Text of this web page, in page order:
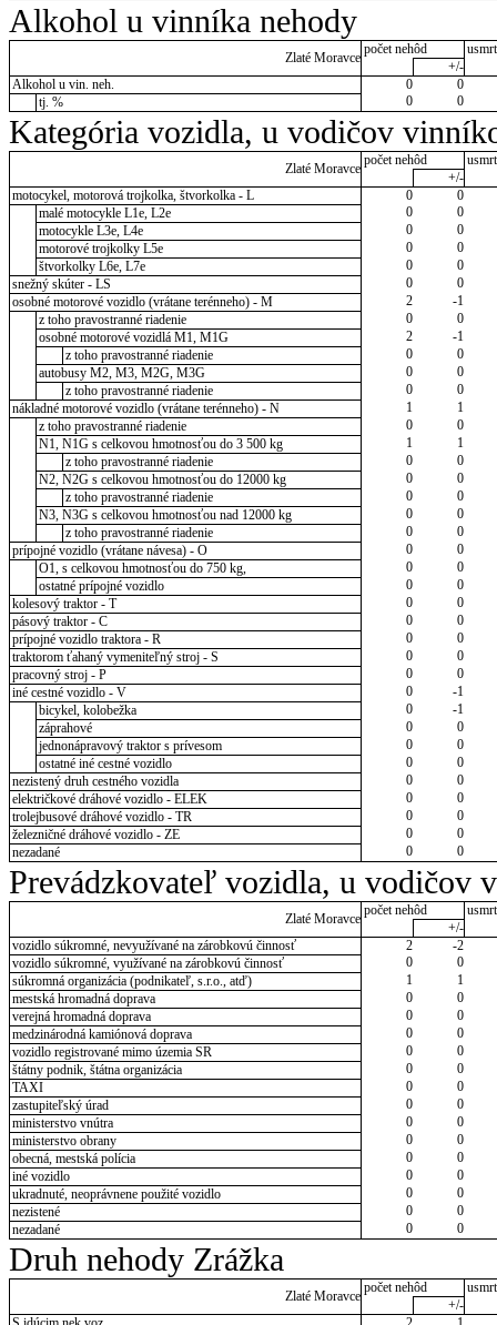
Alkohol u vinníka nehody
Zlaté Moravce
počet nehôd
+/-
Alkohol u vin. neh.
0
0
tj. %
0 0
Kategória vozidla, u vodičov
Zlaté Moravce
počet nehôd
+/-
motocykel, motorová trojkolka, štvorkolka - L
0
0
malé motocykle L1e, L2e
0
0
motocykle L3e, L4e
0
0
motorové trojkolky L5e
0
0
štvorkolky L6e, L7e
0
0
snežný skúter - LS
0
0
osobné motorové vozidlo (vrátane terénneho) - M
2
-1
z toho pravostranné riadenie
0
0
osobné motorové vozidlá M1, M1G
2
-1
z toho pravostranné riadenie
0
0
autobusy M2, M3, M2G, M3G
0
0
z toho pravostranné riadenie
0
0
nákladné motorové vozidlo (vrátane terénneho) - N
1
1
z toho pravostranné riadenie
0
0
N1, N1G s celkovou hmotnosťou do 3 500 kg
1
1
z toho pravostranné riadenie
0
0
N2, N2G s celkovou hmotnosťou do 12000 kg
0
0
z toho pravostranné riadenie
0
0
N3, N3G s celkovou hmotnosťou nad 12000 kg
0
0
z toho pravostranné riadenie
0
0
prípojné vozidlo (vrátane návesa) - O
0
0
O1, s celkovou hmotnosťou do 750 kg,
0
0
ostatné prípojné vozidlo
0
0
kolesový traktor - T
0
0
pásový traktor - C
0
0
prípojné vozidlo traktora - R
0
0
traktorom ťahaný vymeniteľný stroj - S
0
0
pracovný stroj - P
0
0
iné cestné vozidlo - V
0
-1
bicykel, kolobežka
0
-1
záprahové
0
0
jednonápravový traktor s prívesom
0
0
ostatné iné cestné vozidlo
0
0
nezistený druh cestného vozidla
0
0
električkové dráhové vozidlo - ELEK
0
0
trolejbusové dráhové vozidlo - TR
0
0
železničné dráhové vozidlo - ZE
0
0
nezadané
0 0
Prevádzkovateľ vozidla, u vodičov
Zlaté Moravce
počet nehôd
+/-
vozidlo súkromné, nevyužívané na zárobkovú činnosť
2
-2
vozidlo súkromné, využívané na zárobkovú činnosť
0
0
súkromná organizácia (podnikateľ, s.r.o., atď)
1
1
mestská hromadná doprava
0
0
verejná hromadná doprava
0
0
medzinárodná kamiónová doprava
0
0
vozidlo registrované mimo územia SR
0
0
štátny podnik, štátna organizácia
0
0
TAXI
0
0
zastupiteľský úrad
0
0
ministerstvo vnútra
0
0
ministerstvo obrany
0
0
obecná, mestská polícia
0
0
iné vozidlo
0
0
ukradnuté, neoprávnene použité vozidlo
0
0
nezistené
0
0
nezadané
0 0
Druh nehody Zrážka
Zlaté Moravce
počet nehôd
+/-